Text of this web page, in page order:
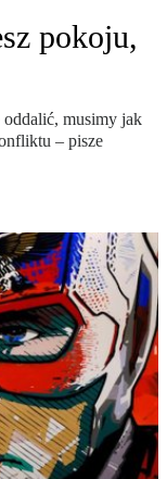
pokoju,
oddalić, musimy jak
– pisze